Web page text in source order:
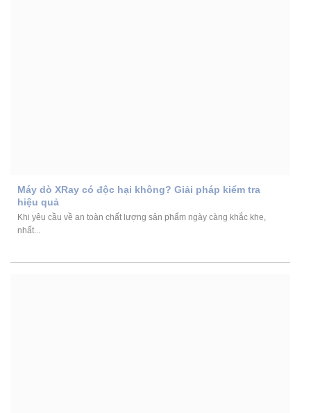
Máy dò XRay có độc hại không? Giải pháp kiểm tra
hiệu quả
Khi yêu cầu về an toàn chất lượng sản phẩm ngày càng khắc khe,
nhất...